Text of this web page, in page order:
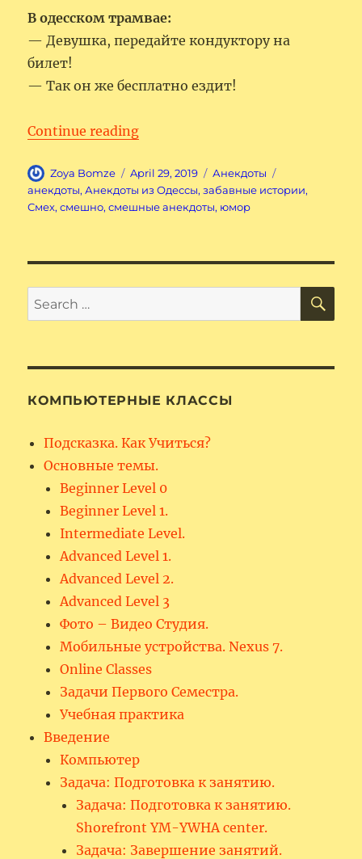
В одесском трамвае:
— Девушка, передайте кондуктору на
билет!
— Так он же бесплатно ездит!
Continue reading“Анекдоты из Одессы”
Author
Zoya Bomze
Posted
on
April 29, 2019 Categories
Анекдоты
анекдоты,Анекдоты из Одессы,забавные истории,
Смех,смешно,смешные анекдоты, юмор
Search
for:
КОМПЬЮТЕРНЫЕ КЛАССЫ
Подсказка. Как Учиться?
Основные темы.
Beginner Level 0
Beginner Level 1.
Intermediate Level.
Advanced Level 1.
Advanced Level 2.
Advanced Level 3
Фото – Видео Студия.
Мобильные устройства. Nexus 7.
Online Classes
Задачи Первого Семестра.
Учебная практика
Введение
Компьютер
Задача: Подготовка к занятию.
Задача: Подготовка к занятию.
Shorefront YM-YWHA center.
Задача: Завершение занятий.